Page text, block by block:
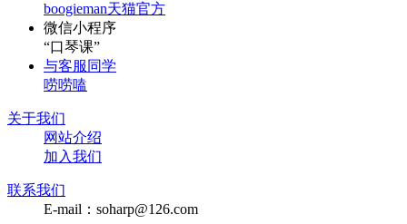
boogieman天猫官方
微信小程序
“口琴课”
与客服同学
唠唠嗑
关于我们
网站介绍
加入我们
联系我们
E-mail：soharp@126.com